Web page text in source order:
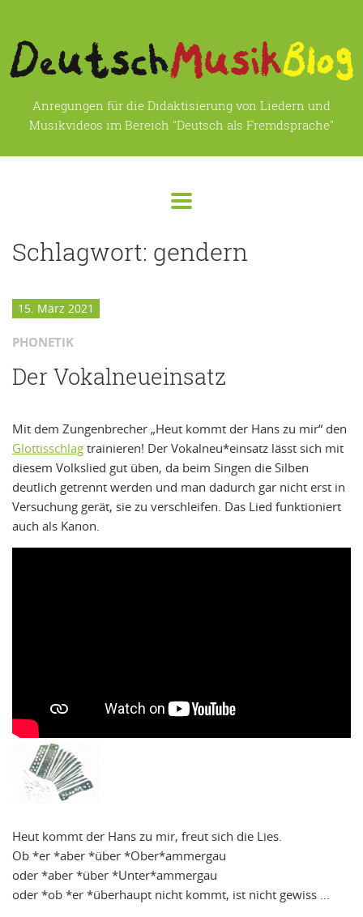
Anregungen für die Didaktisierung von Liedern und
Musikvideos im Bereich "Deutsch als Fremdsprache"
Schlagwort: gendern
15. März 2021
PHONETIK
Der Vokalneueinsatz
Mit dem Zungenbrecher „Heut kommt der Hans zu mir“ den
Glottisschlag trainieren! Der Vokalneu*einsatz lässt sich mit
diesem Volkslied gut üben, da beim Singen die Silben
deutlich getrennt werden und man dadurch gar nicht erst in
Versuchung gerät, sie zu verschleifen. Das Lied funktioniert
auch als Kanon.
Heut kommt der Hans zu mir, freut sich die Lies.
Ob *er *aber *über *Ober*ammergau
oder *aber *über *Unter*ammergau
oder *ob *er *überhaupt nicht kommt, ist nicht gewiss …